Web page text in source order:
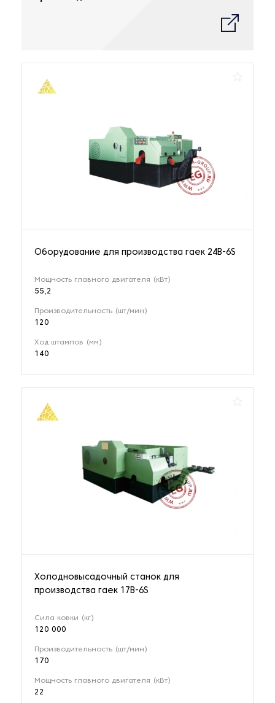
Оборудование для производства гаек 24B-6S
Мощность главного двигателя (кВт)
55,2
Производительность (шт/мин)
120
Ход штампов (мм)
140
Холодновысадочный станок для
производства гаек 17B-6S
Сила ковки (кг)
120 000
Производительность (шт/мин)
170
Мощность главного двигателя (кВт)
22